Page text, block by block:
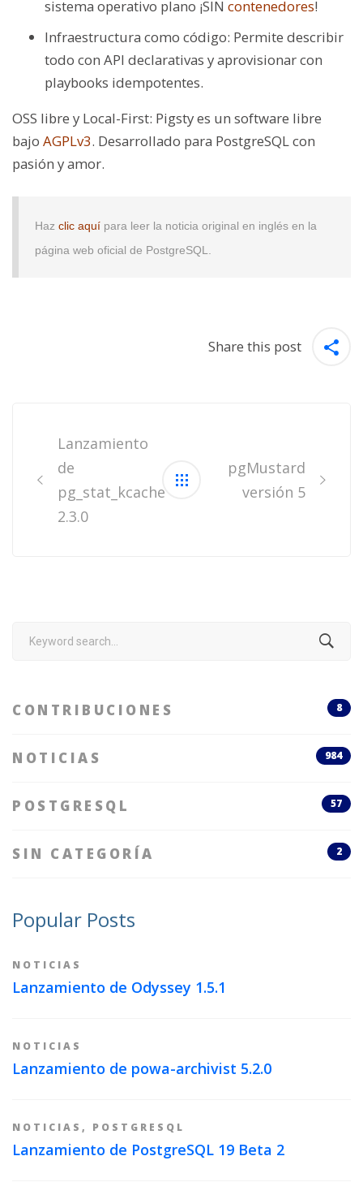
sistema operativo plano ¡SIN contenedores!
Infraestructura como código: Permite describir
todo con API declarativas y aprovisionar con
playbooks idempotentes.
OSS libre y Local-First: Pigsty es un software libre
bajo AGPLv3. Desarrollado para PostgreSQL con
pasión y amor.
Haz clic aquí para leer la noticia original en inglés en la
página web oficial de PostgreSQL.
Share this post
navigation
Lanzamiento
de
pg_stat_kcache
2.3.0
pgMustard
versión 5
CONTRIBUCIONES 8
NOTICIAS 984
POSTGRESQL 57
SIN CATEGORÍA 2
Popular Posts
NOTICIAS
Lanzamiento de Odyssey 1.5.1
NOTICIAS
Lanzamiento de powa-archivist 5.2.0
NOTICIAS , POSTGRESQL
Lanzamiento de PostgreSQL 19 Beta 2